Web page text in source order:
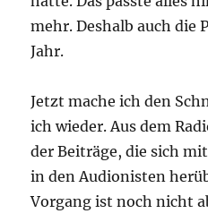
mehr. Deshalb auch die
Jahr.
Jetzt mache ich den
ich wieder. Aus dem
der Beiträge, die sich
in den Audionisten
Vorgang ist noch nicht